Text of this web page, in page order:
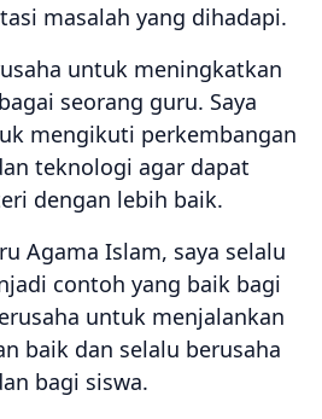
masalah yang dihadapi.
untuk meningkatkan
seorang guru. Saya
mengikuti perkembangan
teknologi agar dapat
dengan lebih baik.
Agama Islam, saya selalu
contoh yang baik bagi
untuk menjalankan
baik dan selalu berusaha
bagi siswa.